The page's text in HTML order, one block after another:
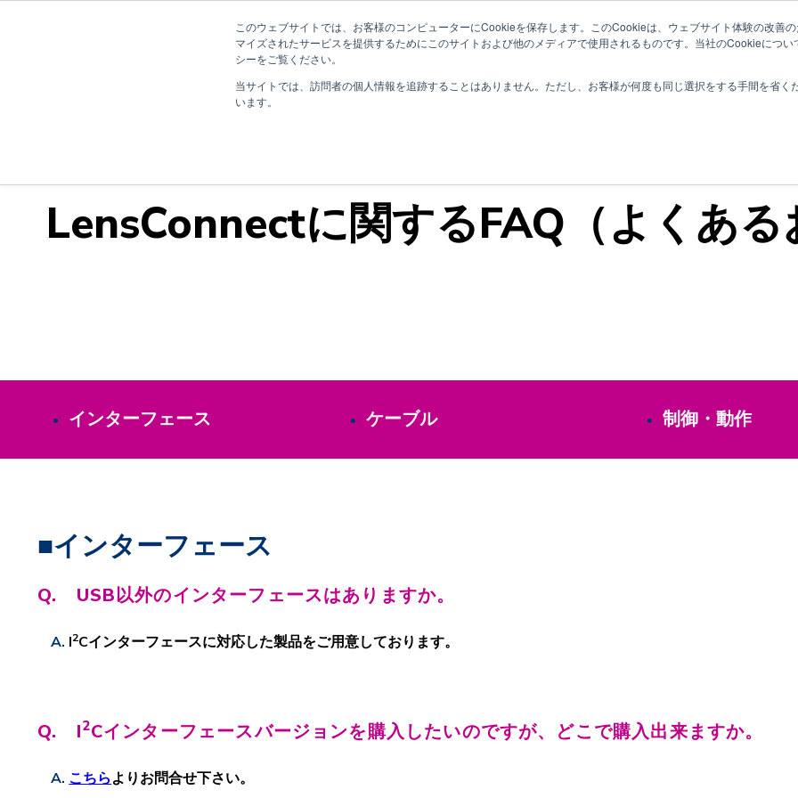
このウェブサイトでは、お客様のコンピューターにCookieを保存します。このCookieは、ウェブサイト体験の改善
マイズされたサービスを提供するためにこのサイトおよび他のメディアで使用されるものです。当社のCookieについ
シーをご覧ください。
当サイトでは、訪問者の個人情報を追跡することはありません。ただし、お客様が何度も同じ選択をする手間を省く
います。
TOP About Computar
LensConnectに関するFAQ（よくある
インターフェース ケーブル 制御・動作
■インターフェース
Q. USB以外のインターフェースはありますか。
I2Cインターフェースに対応した製品をご用意しております。
Q. I2Cインターフェースバージョンを購入したいのですが、どこで購入出来ますか。
こちらよりお問合せ下さい。